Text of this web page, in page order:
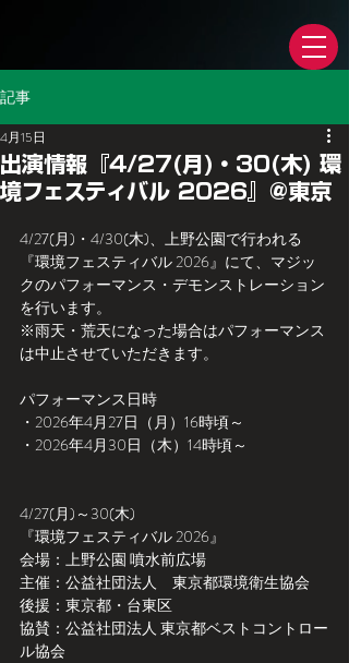
記事
出演情報『4/27(月)・30(木) 環
境フェスティバル 2026』@東京
4月15日
4/27(月)・4/30(木)、上野公園で行われる
『環境フェスティバル 2026』にて、マジッ
クのパフォーマンス・デモンストレーション
を行います。
※雨天・荒天になった場合はパフォーマンス
は中止させていただきます。
パフォーマンス日時
・2026年4月27日（月）16時頃～
・2026年4月30日（木）14時頃～
4/27(月)～30(木)
『環境フェスティバル 2026』
会場：上野公園 噴水前広場
主催：公益社団法人　東京都環境衛生協会
後援：東京都・台東区
協賛：公益社団法人 東京都ベストコントロー
ル協会